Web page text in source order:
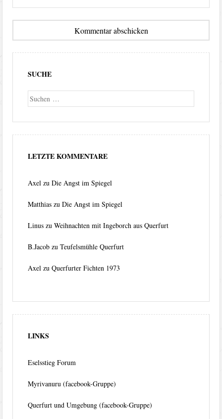
SUCHE
Suche
LETZTE KOMMENTARE
Axel zuDie Angst im Spiegel
Matthias zuDie Angst im Spiegel
Linus zuWeihnachten mit Ingeborch aus Querfurt
B.Jacob zuTeufelsmühle Querfurt
Axel zuQuerfurter Fichten 1973
LINKS
Eselsstieg Forum
Myrivanuru (facebook-Gruppe)
Querfurt und Umgebung (facebook-Gruppe)